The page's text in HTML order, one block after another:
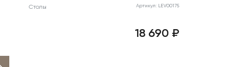
Столы Артикул: LEV00175
18 690 ₽